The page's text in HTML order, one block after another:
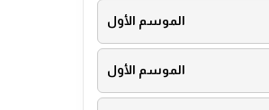
الموسم الأول
الموسم الأول